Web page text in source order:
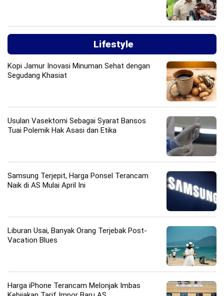
Lifestyle
Kopi Jamur Inovasi Minuman Sehat dengan
Segudang Khasiat
Usulan Vasektomi Sebagai Syarat Bansos
Tuai Polemik Hak Asasi dan Etika
Samsung Terjepit, Harga Ponsel Terancam
Naik di AS Mulai April Ini
Liburan Usai, Banyak Orang Terjebak Post-
Vacation Blues
Harga iPhone Terancam Melonjak Imbas